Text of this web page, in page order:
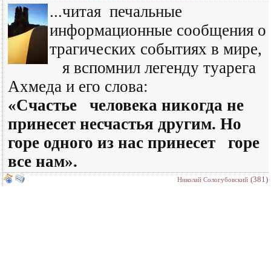
...читая печальные
информационные сообщения о
трагических событиях в мире,
я вспомнил легенду туарега
Ахмеда и его слова:
«Счастье человека никогда не
принесет несчастья другим. Но
горе одного из нас принесет горе
все нам».
Николай Сологубовский (381)